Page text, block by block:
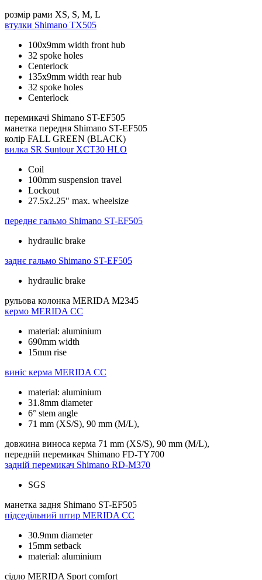
розмір рами XS, S, M, L
втулки Shimano TX505
100x9mm width front hub
32 spoke holes
Centerlock
135x9mm width rear hub
32 spoke holes
Centerlock
перемикачі Shimano ST-EF505
манетка передня Shimano ST-EF505
колір FALL GREEN (BLACK)
вилка SR Suntour XCT30 HLO
Coil
100mm suspension travel
Lockout
27.5x2.25" max. wheelsize
переднє гальмо Shimano ST-EF505
hydraulic brake
заднє гальмо Shimano ST-EF505
hydraulic brake
рульова колонка MERIDA M2345
кермо MERIDA CC
material: aluminium
690mm width
15mm rise
виніс керма MERIDA CC
material: aluminium
31.8mm diameter
6° stem angle
71 mm (XS/S), 90 mm (M/L),
довжина виноса керма 71 mm (XS/S), 90 mm (M/L),
передній перемикач Shimano FD-TY700
задній перемикач Shimano RD-M370
SGS
манетка задня Shimano ST-EF505
підседільний штир MERIDA CC
30.9mm diameter
15mm setback
material: aluminium
сідло MERIDA Sport comfort